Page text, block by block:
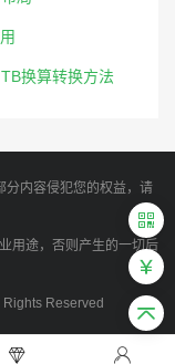
换算转换方法
分内容侵犯您的权益，请
用途，否则产生的一切后
Rights Reserved